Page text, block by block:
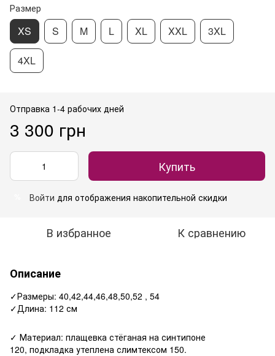
Размер
XS S M L XL XXL 3XL
4XL
Отправка 1-4 рабочих дней
3 300 грн
Купить
Войти для отображения накопительной скидки
В избранное К сравнению
Описание
✓Размеры: 40,42,44,46,48,50,52 , 54
✓Длина: 112 см
✓ Материал: плащевка стёганая на синтипоне
120, подкладка утеплена слимтексом 150.